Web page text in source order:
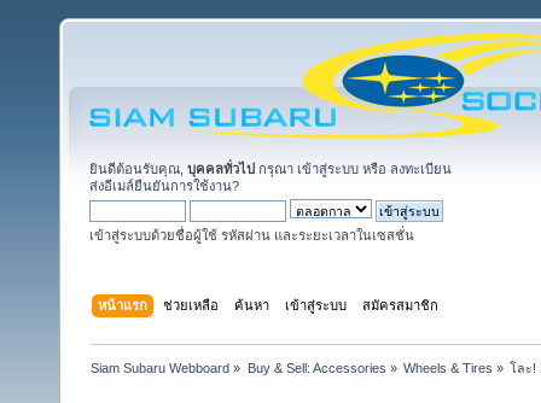
ยินดีต้อนรับคุณ, บุคคลทั่วไป กรุณา เข้าสู่ระบบ หรือ ลงทะเบียน
ส่งอีเมล์ยืนยันการใช้งาน?
เข้าสู่ระบบด้วยชื่อผู้ใช้ รหัสผ่าน และระยะเวลาในเซสชั่น
หน้าแรก ช่วยเหลือ ค้นหา เข้าสู่ระบบ สมัครสมาชิก
Siam Subaru Webboard » Buy & Sell: Accessories » Wheels & Tires » โละ!